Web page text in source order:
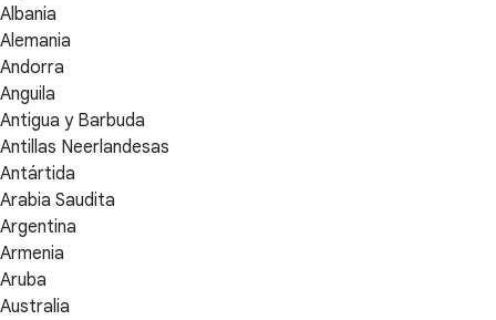
Albania
Alemania
Andorra
Anguila
Antigua y Barbuda
Antillas Neerlandesas
Antártida
Arabia Saudita
Argentina
Armenia
Aruba
Australia